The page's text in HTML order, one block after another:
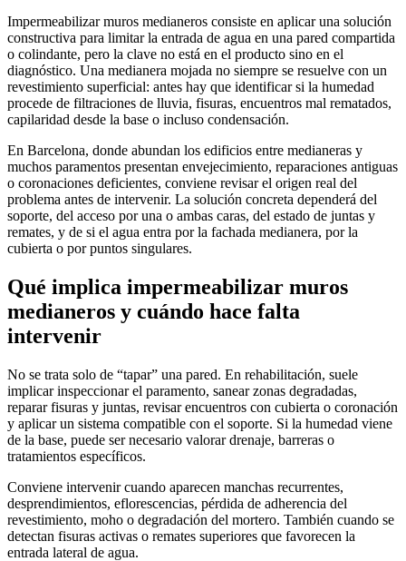
Impermeabilizar muros medianeros consiste en aplicar una solución
constructiva para limitar la entrada de agua en una pared compartida
o colindante, pero la clave no está en el producto sino en el
diagnóstico. Una medianera mojada no siempre se resuelve con un
revestimiento superficial: antes hay que identificar si la humedad
procede de filtraciones de lluvia, fisuras, encuentros mal rematados,
capilaridad desde la base o incluso condensación.
En Barcelona, donde abundan los edificios entre medianeras y
muchos paramentos presentan envejecimiento, reparaciones antiguas
o coronaciones deficientes, conviene revisar el origen real del
problema antes de intervenir. La solución concreta dependerá del
soporte, del acceso por una o ambas caras, del estado de juntas y
remates, y de si el agua entra por la fachada medianera, por la
cubierta o por puntos singulares.
Qué implica impermeabilizar muros
medianeros y cuándo hace falta
intervenir
No se trata solo de “tapar” una pared. En rehabilitación, suele
implicar inspeccionar el paramento, sanear zonas degradadas,
reparar fisuras y juntas, revisar encuentros con cubierta o coronación
y aplicar un sistema compatible con el soporte. Si la humedad viene
de la base, puede ser necesario valorar drenaje, barreras o
tratamientos específicos.
Conviene intervenir cuando aparecen manchas recurrentes,
desprendimientos, eflorescencias, pérdida de adherencia del
revestimiento, moho o degradación del mortero. También cuando se
detectan fisuras activas o remates superiores que favorecen la
entrada lateral de agua.